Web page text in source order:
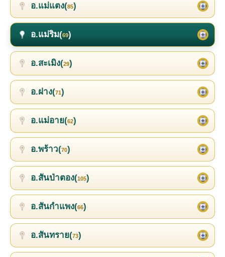
อ.แม่แตง(85)
อ.แม่ริม(69)
อ.สะเมิง(29)
อ.ฝาง(71)
อ.แม่อาย(62)
อ.พร้าว(70)
อ.สันป่าตอง(105)
อ.สันกำแพง(66)
อ.สันทราย(73)